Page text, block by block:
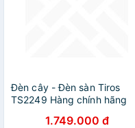
Đèn cây - Đèn sàn Tiros
TS2249 Hàng chính hãng
1.749.000 đ